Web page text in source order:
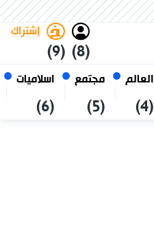
العالم
(4)
مجتمع
(5)
اسلاميات
(6)
(8)
إشتراك
(9)
الجزائر